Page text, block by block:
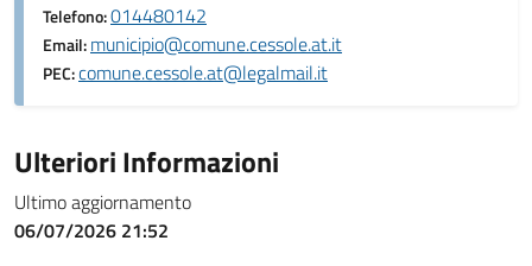
Telefono:014480142
Email:municipio@comune.cessole.at.it
PEC:comune.cessole.at@legalmail.it
Ulteriori Informazioni
Ultimo aggiornamento
06/07/2026 21:52